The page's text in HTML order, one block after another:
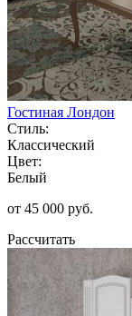
Гостиная Лондон
Стиль:
Классический
Цвет:
Белый
от 45 000 руб.
Рассчитать